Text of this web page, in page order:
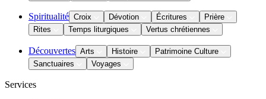
Spiritualité Croix Dévotion Écritures
Prière
Rites
Temps liturgiques Vertus chrétiennes
Découvertes Arts Histoire
Patrimoine Culture
Sanctuaires
Voyages
Services